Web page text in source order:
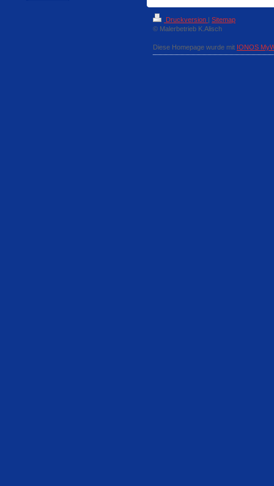
Druckversion | Sitemap
© Malerbetrieb K.Alisch
Diese Homepage wurde mit IONOS